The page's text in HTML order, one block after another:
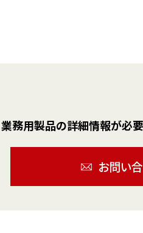
業務用製品の詳細情報が必
お問い